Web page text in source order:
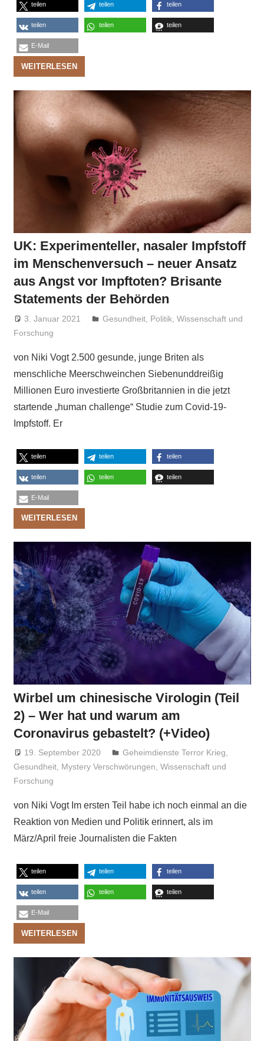
teilen teilen teilen
teilen teilen teilen
E-Mail
WEITERLESEN
UK: Experimenteller, nasaler Impfstoff
im Menschenversuch – neuer Ansatz
aus Angst vor Impftoten? Brisante
Statements der Behörden
3. Januar 2021 Niki Vogt
Gesundheit Politik ,Wissenschaft und
Forschung
von Niki Vogt 2.500 gesunde, junge Briten als
menschliche Meerschweinchen Siebenunddreißig
Millionen Euro investierte Großbritannien in die jetzt
startende „human challenge“ Studie zum Covid-19-
Impfstoff. Er
teilen teilen teilen
teilen teilen teilen
E-Mail
WEITERLESEN
Wirbel um chinesische Virologin (Teil
2) – Wer hat und warum am
Coronavirus gebastelt? (+Video)
19. September 2020 Niki Vogt
Geheimdienste Terror Krieg
Gesundheit, Mystery Verschwörungen Wissenschaft und
Forschung
von Niki Vogt Im ersten Teil habe ich noch einmal an die
Reaktion von Medien und Politik erinnert, als im
März/April freie Journalisten die Fakten
teilen teilen teilen
teilen teilen teilen
E-Mail
WEITERLESEN